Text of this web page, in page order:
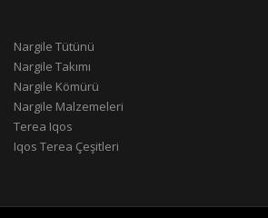
Nargile Tütünü
Nargile Takımı
Nargile Kömürü
Nargile Malzemeleri
Terea Iqos
Iqos Terea Çeşitleri